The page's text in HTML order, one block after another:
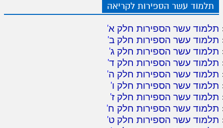
תלמוד עשר הספירות לקריאה
תלמוד עשר הספירות חלק א'
תלמוד עשר הספירות חלק ב'
תלמוד עשר הספירות חלק ג'
תלמוד עשר הספירות חלק ד'
תלמוד עשר הספירות חלק ה'
תלמוד עשר הספירות חלק ו'
תלמוד עשר הספירות חלק ז'
תלמוד עשר הספירות חלק ח'
תלמוד עשר הספירות חלק ט'